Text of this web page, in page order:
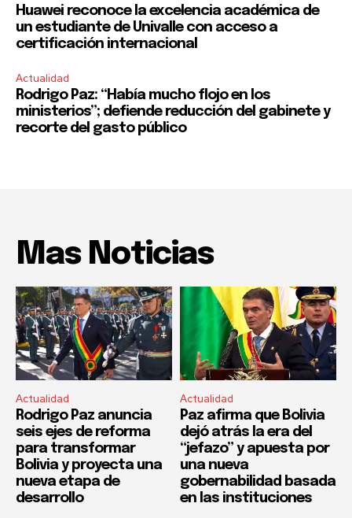
Huawei reconoce la excelencia académica de
un estudiante de Univalle con acceso a
certificación internacional
Actualidad
Rodrigo Paz: “Había mucho flojo en los
ministerios”; defiende reducción del gabinete y
recorte del gasto público
Mas Noticias
Actualidad
Rodrigo Paz anuncia
seis ejes de reforma
para transformar
Bolivia y proyecta una
nueva etapa de
desarrollo
Actualidad
Paz afirma que Bolivia
dejó atrás la era del
“jefazo” y apuesta por
una nueva
gobernabilidad basada
en las instituciones